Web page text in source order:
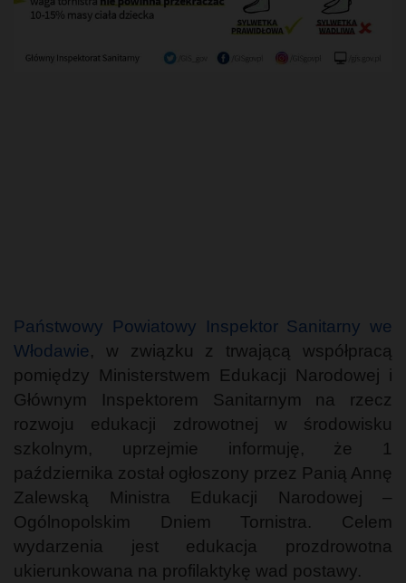
Państwowy Powiatowy Inspektor Sanitarny we
Włodawie, w związku z trwającą współpracą
pomiędzy Ministerstwem Edukacji Narodowej i
Głównym Inspektorem Sanitarnym na rzecz
rozwoju edukacji zdrowotnej w środowisku
szkolnym, uprzejmie informuję, że 1
października został ogłoszony przez Panią Annę
Zalewską Ministra Edukacji Narodowej –
Ogólnopolskim Dniem Tornistra. Celem
wydarzenia jest edukacja prozdrowotna
ukierunkowana na profilaktykę wad postawy.